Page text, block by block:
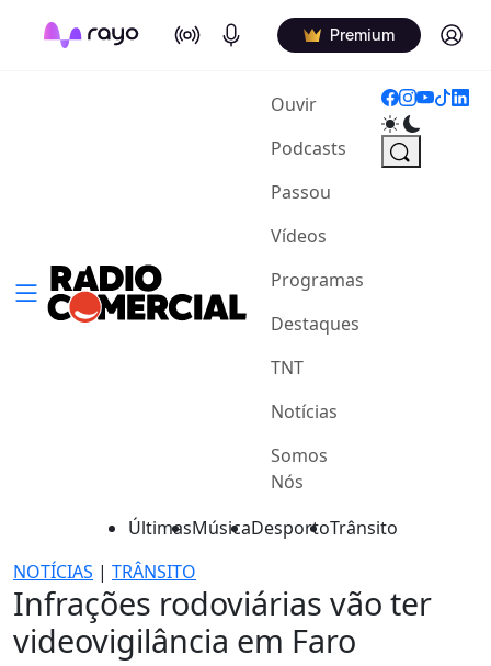
On Air Podcasts Premium Log in
Ouvir(current)
Podcasts
Passou
Vídeos
Programas
Destaques
TNT
Notícias
Somos
Nós
ÚltimasMúsicaDesportoTrânsito
NOTÍCIAS | TRÂNSITO
Infrações rodoviárias vão ter
videovigilância em Faro